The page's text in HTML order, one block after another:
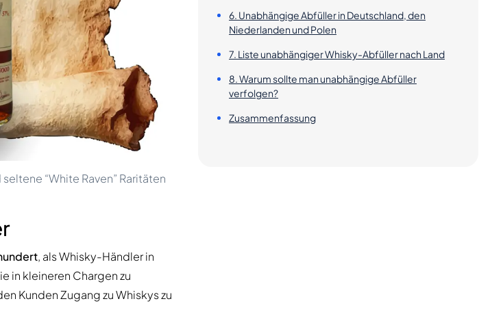
“White Raven” Raritäten
, als Whisky-Händler in
in kleineren Chargen zu
Kunden Zugang zu Whiskys zu
6. Unabhängige Abfüller in Deutschland, den
Niederlanden und Polen
7. Liste unabhängiger Whisky-Abfüller nach Land
8. Warum sollte man unabhängige Abfüller
verfolgen?
Zusammenfassung